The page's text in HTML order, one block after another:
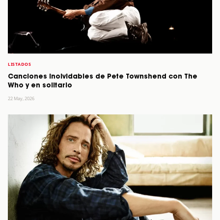
LISTADOS
Canciones inolvidables de Pete Townshend con The
Who y en solitario
22 May, 2026